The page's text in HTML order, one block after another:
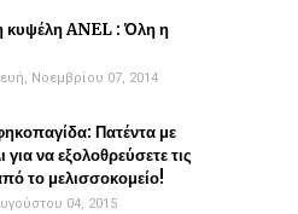
κυψέλη ANEL : Όλη η
Νοεμβρίου 07, 2014
Πατέντα με
για να εξολοθρεύσετε τις
το μελισσοκομείο!
04, 2015